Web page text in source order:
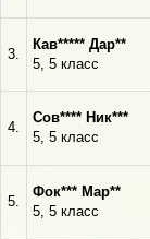
3.
Кав***** Дар**
5, 5 класс
4.
Сов**** Ник***
5, 5 класс
5.
Фок*** Мар**
5, 5 класс